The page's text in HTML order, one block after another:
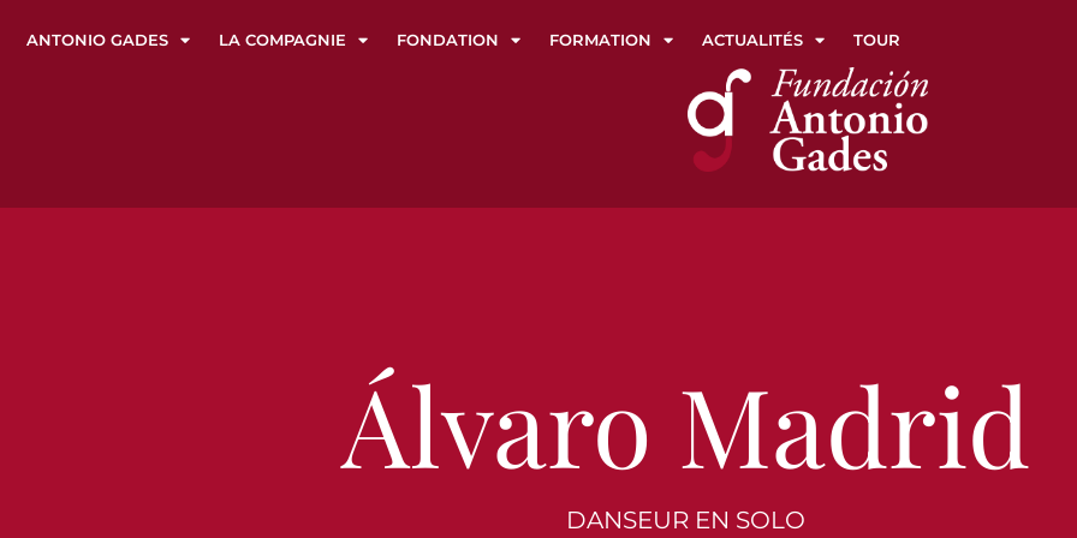
ANTONIO GADES LA COMPAGNIE FONDATION FORMATION ACTUALITÉS TOUR
Álvaro Madrid
DANSEUR EN SOLO